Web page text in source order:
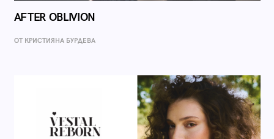
AFTER OBLIVION
ОТ КРИСТИЯНА БУРДЕВА